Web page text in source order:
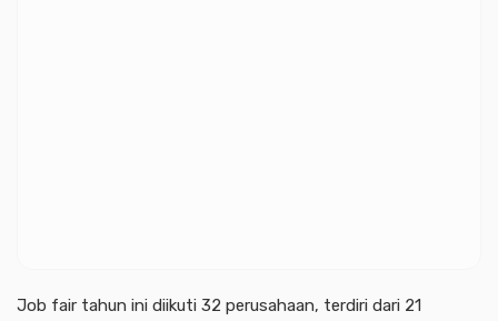
Job fair tahun ini diikuti 32 perusahaan, terdiri dari 21